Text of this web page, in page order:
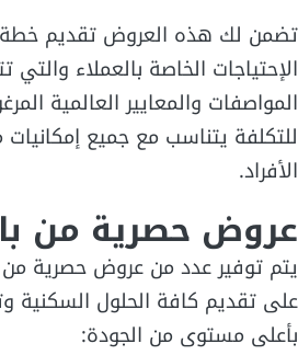
تضمن لك هذه العروض تقديم خطة
الإحتياجات الخاصة بالعملاء
المواصفات والمعايير العالمية
للتكلفة يتناسب مع جميع
الأفراد.
عروض حصرية من
يتم توفير عدد من عروض حصرية من
على تقديم كافة الحلول السكنية
بأعلى مستوى من الجودة: